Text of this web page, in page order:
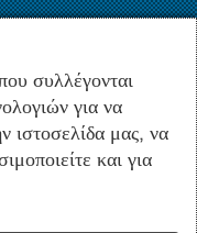
,+30.210-5147842
συλλέγονται
για να
ιστοσελίδα μας, να
και για